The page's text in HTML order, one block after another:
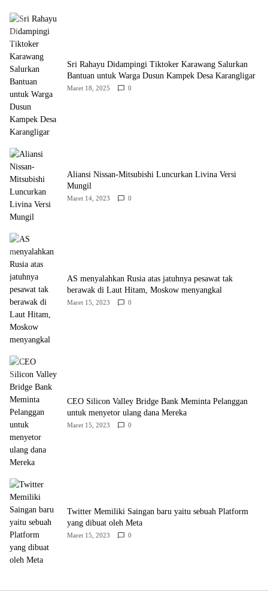
Sri Rahayu Didampingi Tiktoker Karawang Salurkan
Bantuan untuk Warga Dusun Kampek Desa Karangligar
Maret 18, 2025 0
Aliansi Nissan-Mitsubishi Luncurkan Livina Versi
Mungil
Maret 14, 2023 0
AS menyalahkan Rusia atas jatuhnya pesawat tak
berawak di Laut Hitam, Moskow menyangkal
Maret 15, 2023 0
CEO Silicon Valley Bridge Bank Meminta Pelanggan
untuk menyetor ulang dana Mereka
Maret 15, 2023 0
Twitter Memiliki Saingan baru yaitu sebuah Platform
yang dibuat oleh Meta
Maret 15, 2023 0